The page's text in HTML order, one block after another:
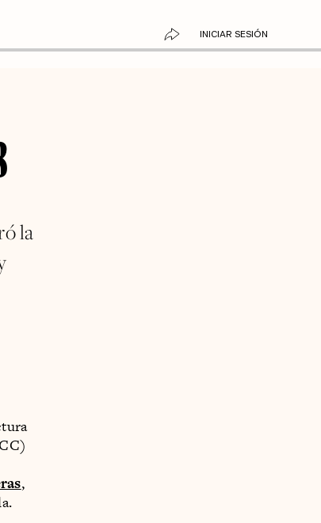
INICIAR SESIÓN
la
,